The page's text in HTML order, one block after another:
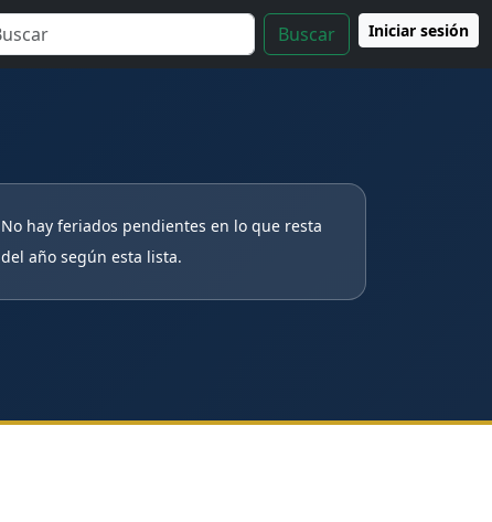
Buscar Iniciar sesión
No hay feriados pendientes en lo que resta
del año según esta lista.